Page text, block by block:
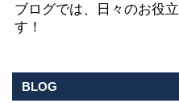
ブログでは、日々のお役
す！
BLOG